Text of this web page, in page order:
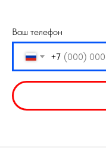
Ваш телефон
+7